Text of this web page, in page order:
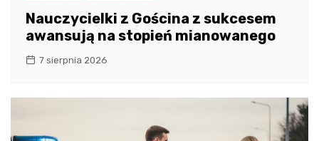
Nauczycielki z Gościna z sukcesem
awansują na stopień mianowanego
7 sierpnia 2026